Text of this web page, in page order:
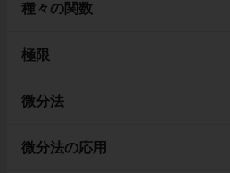
種々の関数
極限
微分法
微分法の応用